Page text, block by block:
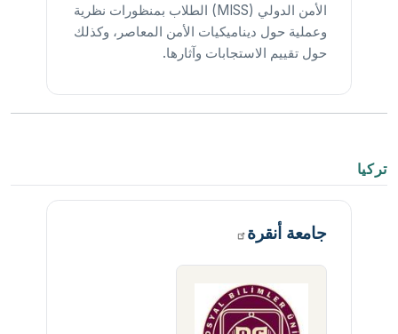
الأمن الدولي (MISS) الطلاب بمنظورات نظرية
وعملية حول ديناميكيات الأمن المعاصر، وكذلك
حول تقييم الاستجابات وآثارها.
تركيا
جامعةأنقرة